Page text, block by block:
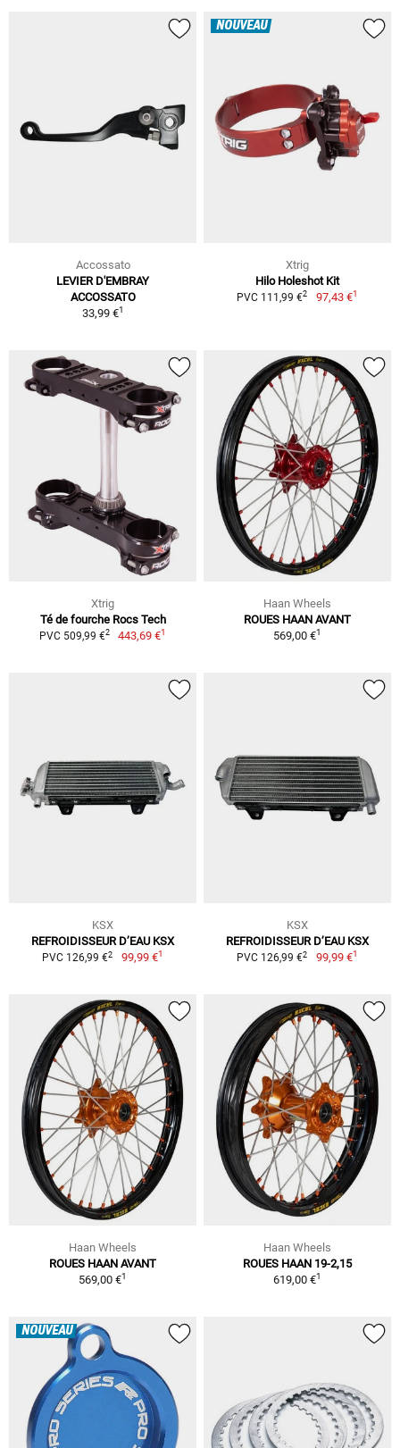
Accossato
LEVIER D'EMBRAY
ACCOSSATO
33,99 €1
NOUVEAU
Xtrig
Hilo Holeshot Kit
PVC 111,99 €2 97,43 €1
Xtrig
Té de fourche Rocs Tech
PVC 509,99 €2 443,69 €1
Haan Wheels
ROUES HAAN AVANT
569,00 €1
KSX
REFROIDISSEUR D’EAU KSX
PVC 126,99 €2 99,99 €1
KSX
REFROIDISSEUR D’EAU KSX
PVC 126,99 €2 99,99 €1
Haan Wheels
ROUES HAAN AVANT
569,00 €1
Haan Wheels
ROUES HAAN 19-2,15
619,00 €1
NOUVEAU